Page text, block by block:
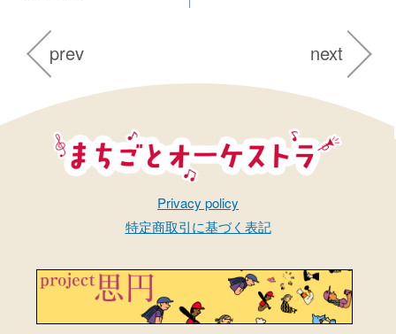
prev next
Privacy policy
特定商取引に基づく表記